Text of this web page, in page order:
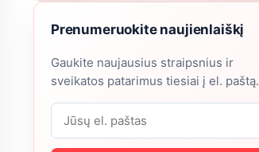
Prenumeruokite naujienlaiškį
Gaukite naujausius straipsnius ir
sveikatos patarimus tiesiai į el. paštą.